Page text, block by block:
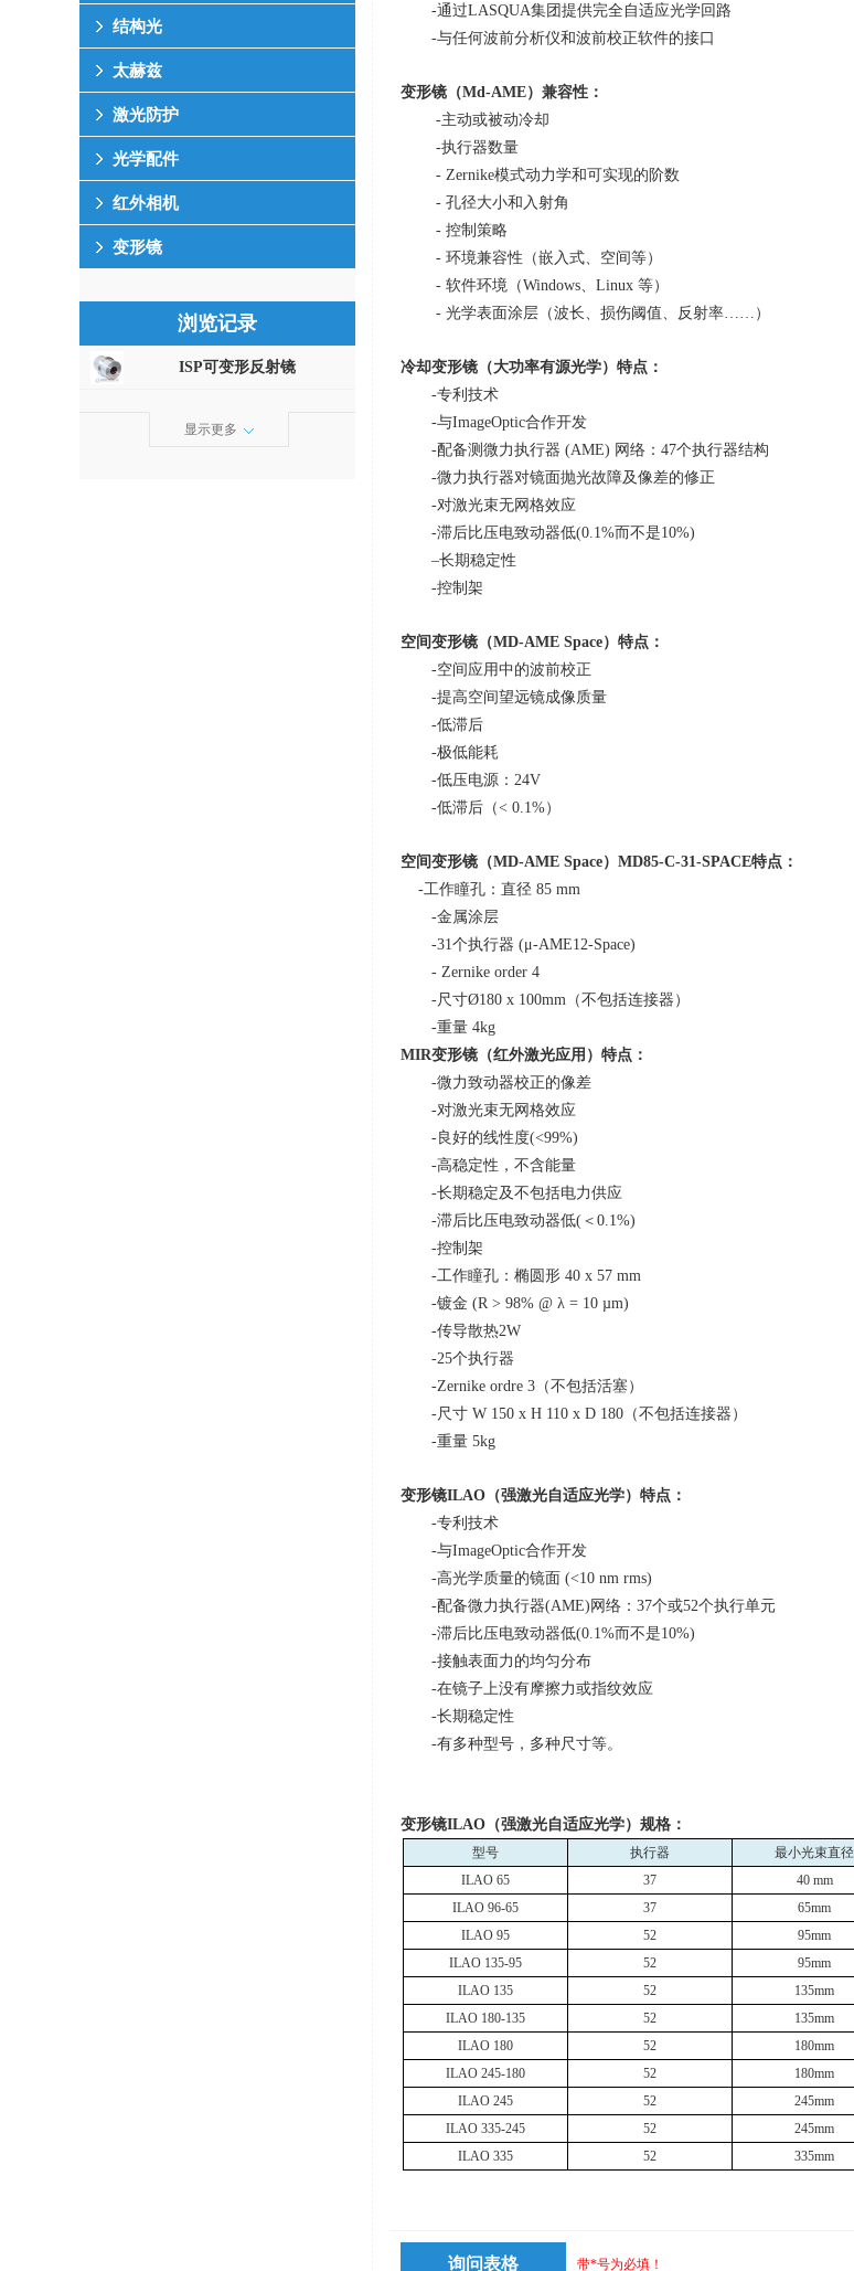
结构光
太赫兹
激光防护
光学配件
红外相机
变形镜
浏览记录
ISP可变形反射镜
显示更多
-通过LASQUA集团提供完全自适应光学回路
-与任何波前分析仪和波前校正软件的接口
变形镜（Md-AME）兼容性：
-主动或被动冷却
-执行器数量
- Zernike模式动力学和可实现的阶数
- 孔径大小和入射角
- 控制策略
- 环境兼容性（嵌入式、空间等）
- 软件环境（Windows Linux 等）
- 光学表面涂层（波长、损伤阈值、反射率……）
冷却变形镜（大功率有源光学）特点：
-专利技术
-与ImageOptic合作开发
-配备测微力执行器 (AME) 网络： 47个执行器结构
-微力执行器对镜面抛光故障及像差的修正
-对激光束无网格效应
-滞后比压电致动器低(0.1%而不是10%)
–长期稳定性
-控制架
空间变形镜（MD-AME Space）特点：
-空间应用中的波前校正
-提高空间望远镜成像质量
-低滞后
-极低能耗
-低压电源： 24V
-低滞后（< 0.1%）
空间变形镜（MD-AME Space） MD85-C-31-SPACE特点：
-工作瞳孔：直径 85 mm
-金属涂层
-31个执行器 (μ-AME12-Space)
- Zernike order 4
-尺寸Ø180 x 100mm （不包括连接器）
-重量 4kg
MIR变形镜（红外激光应用）特点：
-微力致动器校正的像差
-对激光束无网格效应
-良好的线性度(<99%)
-高稳定性，不含能量
-长期稳定及不包括电力供应
-滞后比压电致动器低( ＜ 0.1%)
-控制架
-工作瞳孔：椭圆形 40 x 57 mm
-镀金 (R > 98% @ λ = 10 µm)
-传导散热2W
-25个执行器
-Zernike ordre 3（不包括活塞）
-尺寸 W 150 x H 110 x D 180 （不包括连接器）
-重量 5kg
变形镜ILAO （强激光自适应光学）特点：
-专利技术
-与ImageOptic合作开发
-高光学质量的镜面 (<10 nm rms)
-配备微力执行器(AME)网络： 37个或52个执行单元
-滞后比压电致动器低(0.1%而不是10%)
-接触表面力的均匀分布
-在镜子上没有摩擦力或指纹效应
-长期稳定性
-有多种型号，多种尺寸等。
变形镜ILAO （强激光自适应光学）规格：
型号 执行器 最小光束直径
ILAO 65
37 40 mm
ILAO 96-65
37 65mm
ILAO 95
52 95mm
ILAO 135-95
52 95mm
ILAO 135
52 135mm
ILAO 180-135
52 135mm
ILAO 180
52 180mm
ILAO 245-180
52 180mm
ILAO 245
52 245mm
ILAO 335-245
52 245mm
ILAO 335
52 335mm
询问表格 带*号为必填！